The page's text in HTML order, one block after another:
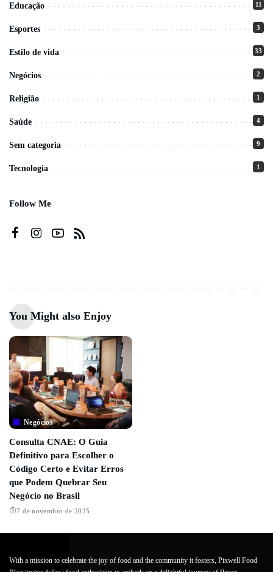
Educação 11
Esportes 3
Estilo de vida 33
Negócios 2
Religião 1
Saúde 4
Sem categoria 9
Tecnologia 1
Follow Me
You Might also Enjoy
Negócios
Consulta CNAE: O Guia
Definitivo para Escolher o
Código Certo e Evitar Erros
que Podem Quebrar Seu
Negócio no Brasil
7 de novembro de 2025
With a mission to celebrate the joy of food and the community it fosters, Pixwell Food